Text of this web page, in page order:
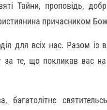
Тайни, проповідь,
причасником
для всіх нас. Разом із
те, що покликав вас на
багатолітнє